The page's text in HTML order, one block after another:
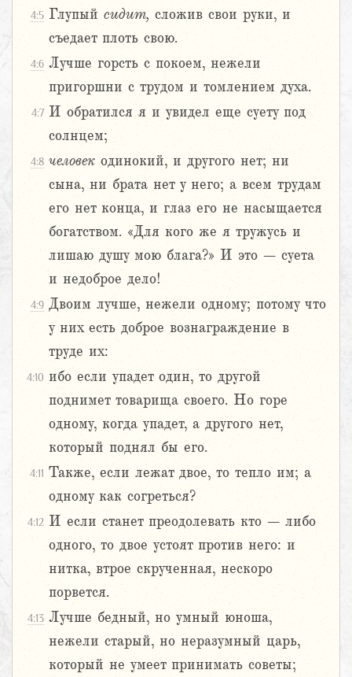
4:5 Глупый сидит, сложив свои руки, и
съедает плоть свою.
4:6 Лучше горсть с покоем, нежели
пригоршни с трудом и томлением духа.
4:7 И обратился я и увидел еще суету под
солнцем;
4:8 человек одинокий, и другого нет; ни
сына, ни брата нет у него; а всем трудам
его нет конца, и глаз его не насыщается
богатством. «Для кого же я тружусь и
лишаю душу мою блага?» И это – суета
и недоброе дело!
4:9 Двоим лучше, нежели одному; потому что
у них есть доброе вознаграждение в
труде их:
4:10 ибо если упадет один, то другой
поднимет товарища своего. Но горе
одному, когда упадет, а другого нет,
который поднял бы его.
4:11 Также, если лежат двое, то тепло им; а
одному как согреться?
4:12 И если станет преодолевать кто – либо
одного, то двое устоят против него: и
нитка, втрое скрученная, нескоро
порвется.
4:13 Лучше бедный, но умный юноша,
нежели старый, но неразумный царь,
который не умеет принимать советы;